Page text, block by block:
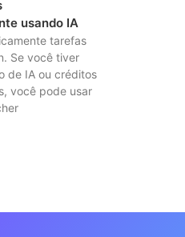
usando IA
tarefas
Se você tiver
de IA ou créditos
você pode usar